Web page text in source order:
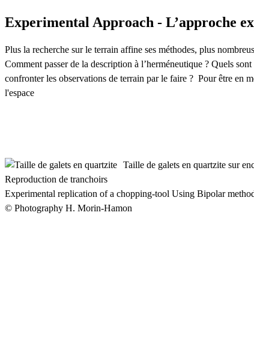
Experimental Approach - L’approche
Plus la recherche sur le terrain affine ses méthodes, plus
Comment passer de la description à l’herméneutique ? Quels
confronter les observations de terrain par le faire ? Pour être en
l'espace
Taille de galets en quartzite sur
Reproduction de tranchoirs
Experimental replication of a chopping-tool Using Bipolar
© Photography H. Morin-Hamon